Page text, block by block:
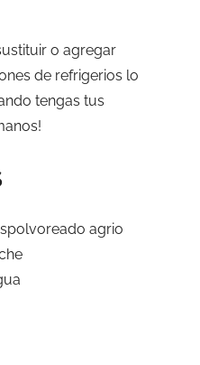
o agregar
de refrigerios lo
tengas tus
agrio